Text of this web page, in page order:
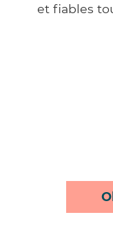
et fiables